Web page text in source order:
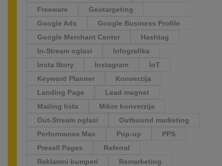
Freeware
Geotargeting
Google Ads
Google Business Profile
Google Merchant Center
Hashtag
In-Stream oglasi
Infografika
Insta Story
Instagram
IoT
Keyword Planner
Konverzija
Landing Page
Lead magnet
Mailing lista
Mikro konverzija
Out-Stream oglasi
Outbound marketing
Performance Max
Pop-up
PPS
Presell Pages
Referral
Reklamni bumperi
Remarketing